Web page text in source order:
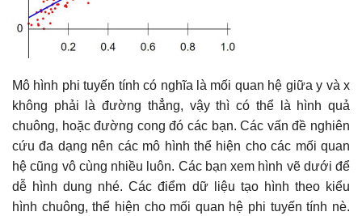
Mô hình phi tuyến tính có nghĩa là mối quan hệ giữa y và x
không phải là đường thẳng, vậy thì có thể là hình quả
chuông, hoặc đường cong đó các bạn. Các vấn đề nghiên
cứu đa dạng nên các mô hình thể hiện cho các mối quan
hệ cũng vô cùng nhiều luôn. Các bạn xem hình vẽ dưới để
dễ hình dung nhé. Các điểm dữ liệu tạo hình theo kiểu
hình chuông, thể hiện cho mối quan hệ phi tuyến tính nè.